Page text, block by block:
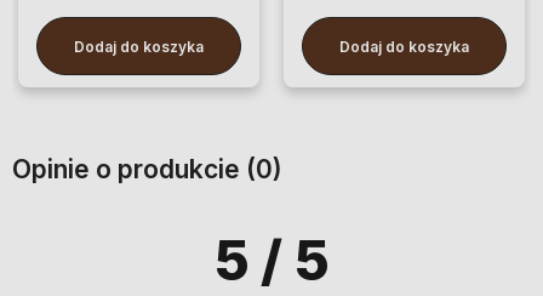
Dodaj do koszyka Dodaj do koszyka
Opinie o produkcie (0)
5 / 5